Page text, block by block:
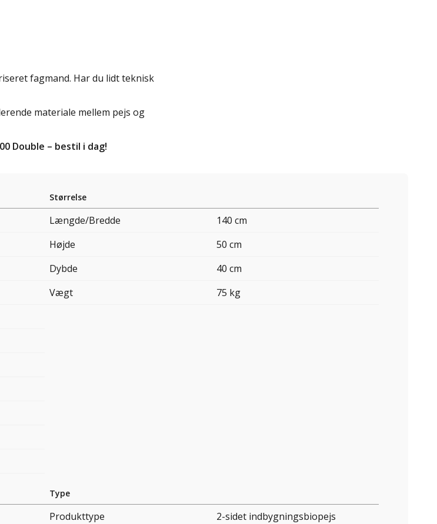
fagmand. Har du lidt teknisk
materiale mellem pejs og
Double – bestil i dag!
Størrelse
Længde/Bredde
140 cm
Højde
50 cm
Dybde
40 cm
Vægt
75 kg
Type
Produkttype 2-sidet indbygningsbiopejs